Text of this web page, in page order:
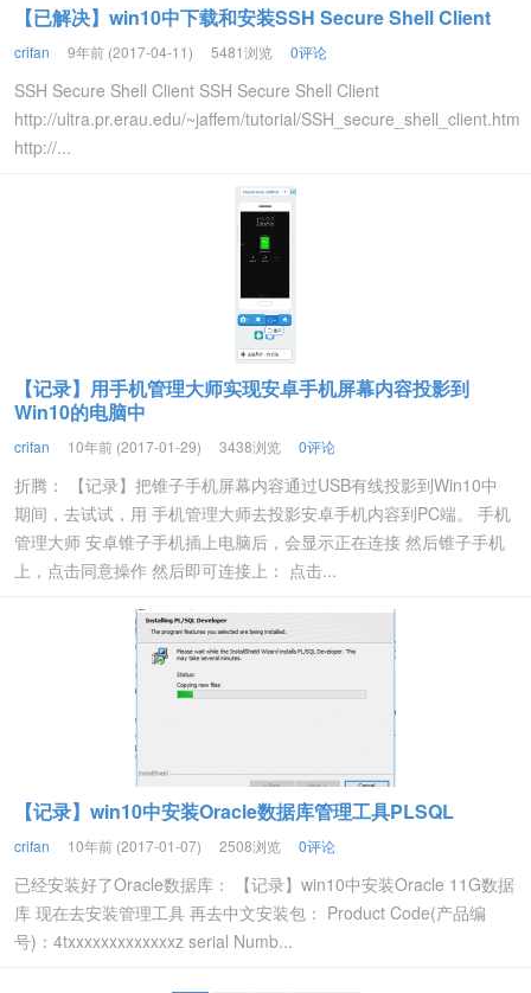
【已解决】win10中下载和安装SSH Secure Shell Client
crifan 9年前 (2017-04-11) 5481浏览 0评论
SSH Secure Shell Client SSH Secure Shell Client
http://ultra.pr.erau.edu/~jaffem/tutorial/SSH_secure_shell_client.htm
http://...
【记录】用手机管理大师实现安卓手机屏幕内容投影到
Win10的电脑中
crifan 10年前 (2017-01-29) 3438浏览 0评论
折腾： 【记录】把锥子手机屏幕内容通过USB有线投影到Win10中
期间，去试试，用 手机管理大师去投影安卓手机内容到PC端。 手机
管理大师 安卓锥子手机插上电脑后，会显示正在连接 然后锥子手机
上，点击同意操作 然后即可连接上： 点击...
【记录】win10中安装Oracle数据库管理工具PLSQL
crifan 10年前 (2017-01-07) 2508浏览 0评论
已经安装好了Oracle数据库： 【记录】win10中安装Oracle 11G数据
库 现在去安装管理工具 再去中文安装包： Product Code(产品编
号)：4txxxxxxxxxxxxxz serial Numb...